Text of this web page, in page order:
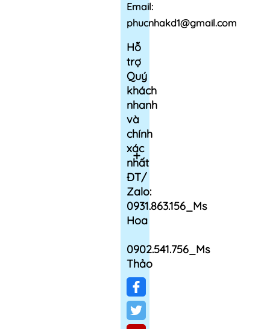
Email:
phucnhakd1@gmail.com
Hỗ
trợ
Quý
khách
nhanh
và
chính
xác
nhất
ĐT/
Zalo:
0931.863.156_Ms
Hoa
0902.541.756_Ms
Thảo